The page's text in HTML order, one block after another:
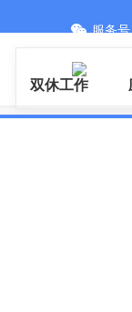
服务号
双休工作